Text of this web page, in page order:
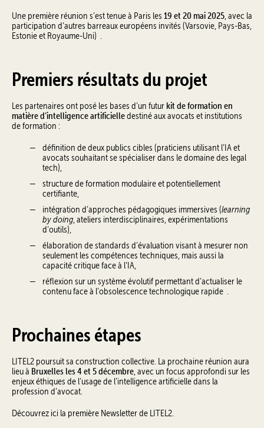
Une première réunion s’est tenue à Paris les 19 et 20 mai 2025 , avec la
participation d’autres barreaux européens invités (Varsovie, Pays-Bas,
Estonie et Royaume-Uni) .
Premiers résultats du projet
Les partenaires ont posé les bases d’un futur kit de formation en
matière d’intelligence artificielledestiné aux avocats et institutions
de formation :
définition de deux publics cibles (praticiens utilisant l’IA et
avocats souhaitant se spécialiser dans le domaine des legal
tech),
structure de formation modulaire et potentiellement
certifiante,
intégration d’approches pédagogiques immersives (learning
by doing , ateliers interdisciplinaires, expérimentations
d’outils),
élaboration de standards d’évaluation visant à mesurer non
seulement les compétences techniques, mais aussi la
capacité critique face à l’IA,
réflexion sur un système évolutif permettant d’actualiser le
contenu face à l’obsolescence technologique rapide .
Prochaines étapes
LITEL2 poursuit sa construction collective. La prochaine réunion aura
lieu à Bruxelles les 4 et 5 décembre , avec un focus approfondi sur les
enjeux éthiques de l’usage de l’intelligence artificielle dans la
profession d’avocat.
Découvrez ici la première Newsletter de LITEL2.